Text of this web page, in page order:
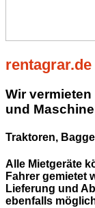
rentagrar.de
Wir
und
Traktoren,
Alle Mietgeräte
Fahrer gemietet
Lieferung und
ebenfalls